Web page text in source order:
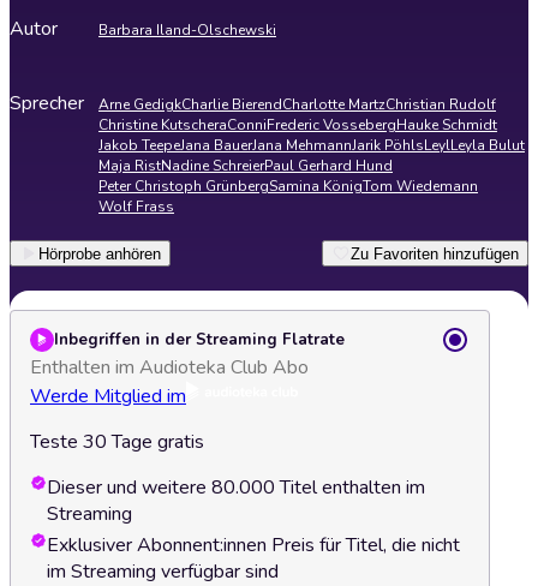
Autor Barbara Iland-Olschewski
Sprecher Arne GedigkCharlie BierendCharlotte MartzChristian Rudolf
Christine KutscheraConniFrederic VossebergHauke Schmidt
Jakob TeepeJana BauerJana MehmannJarik PöhlsLeylLeyla Bulut
Maja RistNadine SchreierPaul Gerhard Hund
Peter Christoph GrünbergSamina KönigTom Wiedemann
Wolf Frass
Hörprobe anhören Zu Favoriten hinzufügen
Inbegriffen in der Streaming Flatrate
Enthalten im Audioteka Club Abo
Werde Mitglied im
Teste 30 Tage gratis
Dieser und weitere 80.000 Titel enthalten im
Streaming
Exklusiver Abonnent:innen Preis für Titel, die nicht
im Streaming verfügbar sind